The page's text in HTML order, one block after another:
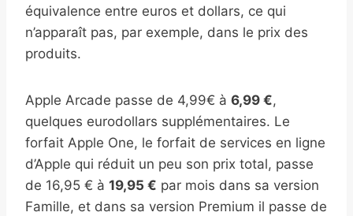
équivalence entre euros et dollars, ce qui
n’apparaît pas, par exemple, dans le prix des
produits.
Apple Arcade passe de 4,99€ à 6,99 €,
quelques eurodollars supplémentaires. Le
forfait Apple One, le forfait de services en ligne
d’Apple qui réduit un peu son prix total, passe
de 16,95 € à 19,95 € par mois dans sa version
Famille, et dans sa version Premium il passe de